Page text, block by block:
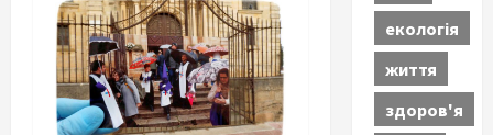
екологія
життя
здоров'я